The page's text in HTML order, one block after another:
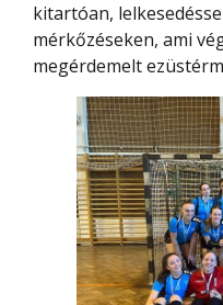
kitartóan,
mérkőzéseken, ami
megérdemelt